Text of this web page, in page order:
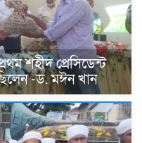
শহীদ প্রেসিডেন্ট
-ড. মঈন খান